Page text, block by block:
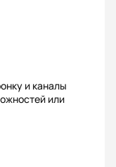
и каналы
или